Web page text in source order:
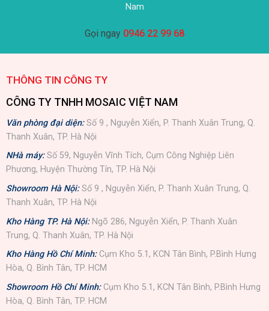
Nam
Gọi ngay 0946 22 99 68
THÔNG TIN CÔNG TY
CÔNG TY TNHH MOSAIC VIỆT NAM
Văn phòng đại diện:Số 9 , Nguyễn Xiển, P. Thanh Xuân Trung, Q.
Thanh Xuân, TP. Hà Nội
NHà máy: Số 59, Nguyễn Vĩnh Tích, Cụm Công Nghiệp Liên
Phương, Huyện Thường Tín, TP. Hà Nội
Showroom Hà Nội: Số 9 , Nguyễn Xiển, P. Thanh Xuân Trung, Q.
Thanh Xuân, TP. Hà Nội
Kho Hàng TP. Hà Nội: Ngõ 286, Nguyễn Xiển, P. Thanh Xuân
Trung, Q. Thanh Xuân, TP. Hà Nội
Kho Hàng Hồ Chí Minh: Cụm Kho 5.1, KCN Tân Bình, P.Bình Hưng
Hòa, Q. Bình Tân, TP. HCM
Showroom Hồ Chí Minh: Cụm Kho 5.1, KCN Tân Bình, P.Bình Hưng
Hòa, Q. Bình Tân, TP. HCM